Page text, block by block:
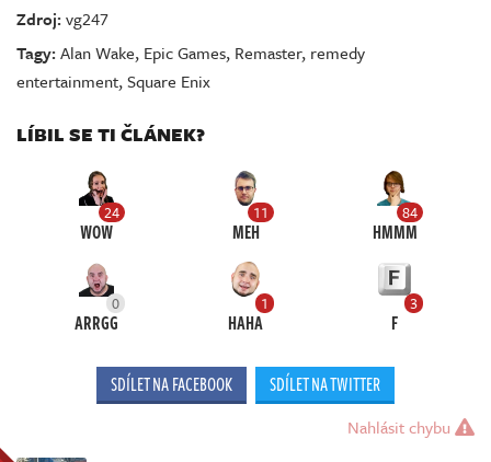
Zdroj:vg247
Tagy:Alan Wake, Epic Games, Remaster, remedy
entertainment,Square Enix
LÍBIL SE TI ČLÁNEK?
24
WOW
11
MEH
84
HMMM
0
ARRGG
1
HAHA
3
F
SDÍLET NA FACEBOOK SDÍLET NA TWITTER
Nahlásit chybu